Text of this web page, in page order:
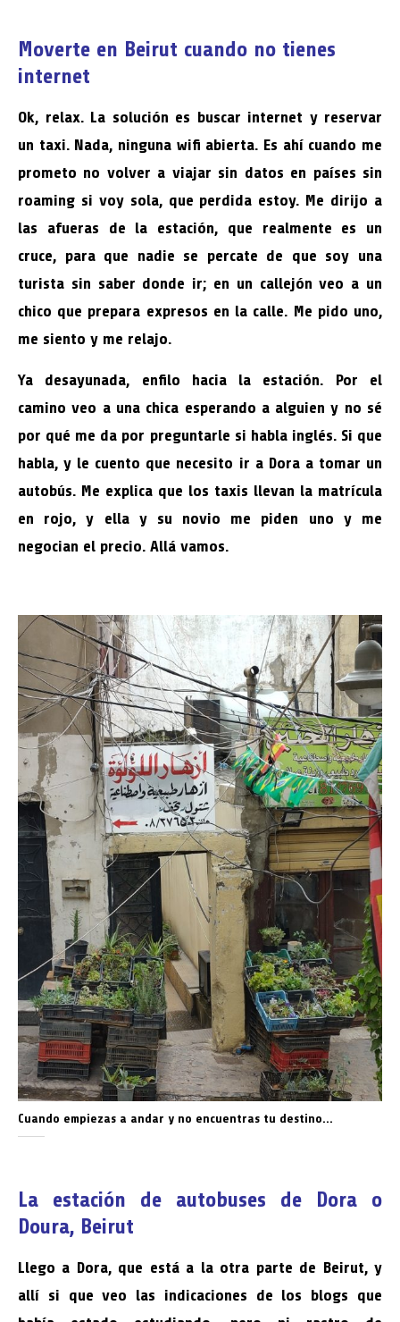
Moverte en Beirut cuando no tienes
internet
Ok, relax. La solución es buscar internet y reservar
un taxi. Nada, ninguna wifi abierta. Es ahí cuando me
prometo no volver a viajar sin datos en países sin
roaming si voy sola, que perdida estoy. Me dirijo a
las afueras de la estación, que realmente es un
cruce, para que nadie se percate de que soy una
turista sin saber donde ir; en un callejón veo a un
chico que prepara expresos en la calle. Me pido uno,
me siento y me relajo.
Ya desayunada, enfilo hacia la estación. Por el
camino veo a una chica esperando a alguien y no sé
por qué me da por preguntarle si habla inglés. Si que
habla, y le cuento que necesito ir a Dora a tomar un
autobús. Me explica que los taxis llevan la matrícula
en rojo, y ella y su novio me piden uno y me
negocian el precio. Allá vamos.
Cuando empiezas a andar y no encuentras tu destino…
La estación de autobuses de Dora o
Doura, Beirut
Llego a Dora, que está a la otra parte de Beirut, y
allí si que veo las indicaciones de los blogs que